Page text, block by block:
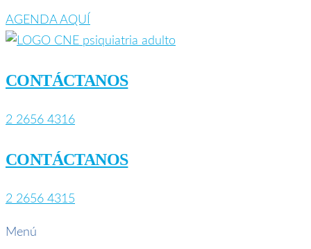
AGENDA AQUÍ
CONTÁCTANOS
2 2656 4316
CONTÁCTANOS
2 2656 4315
Menú